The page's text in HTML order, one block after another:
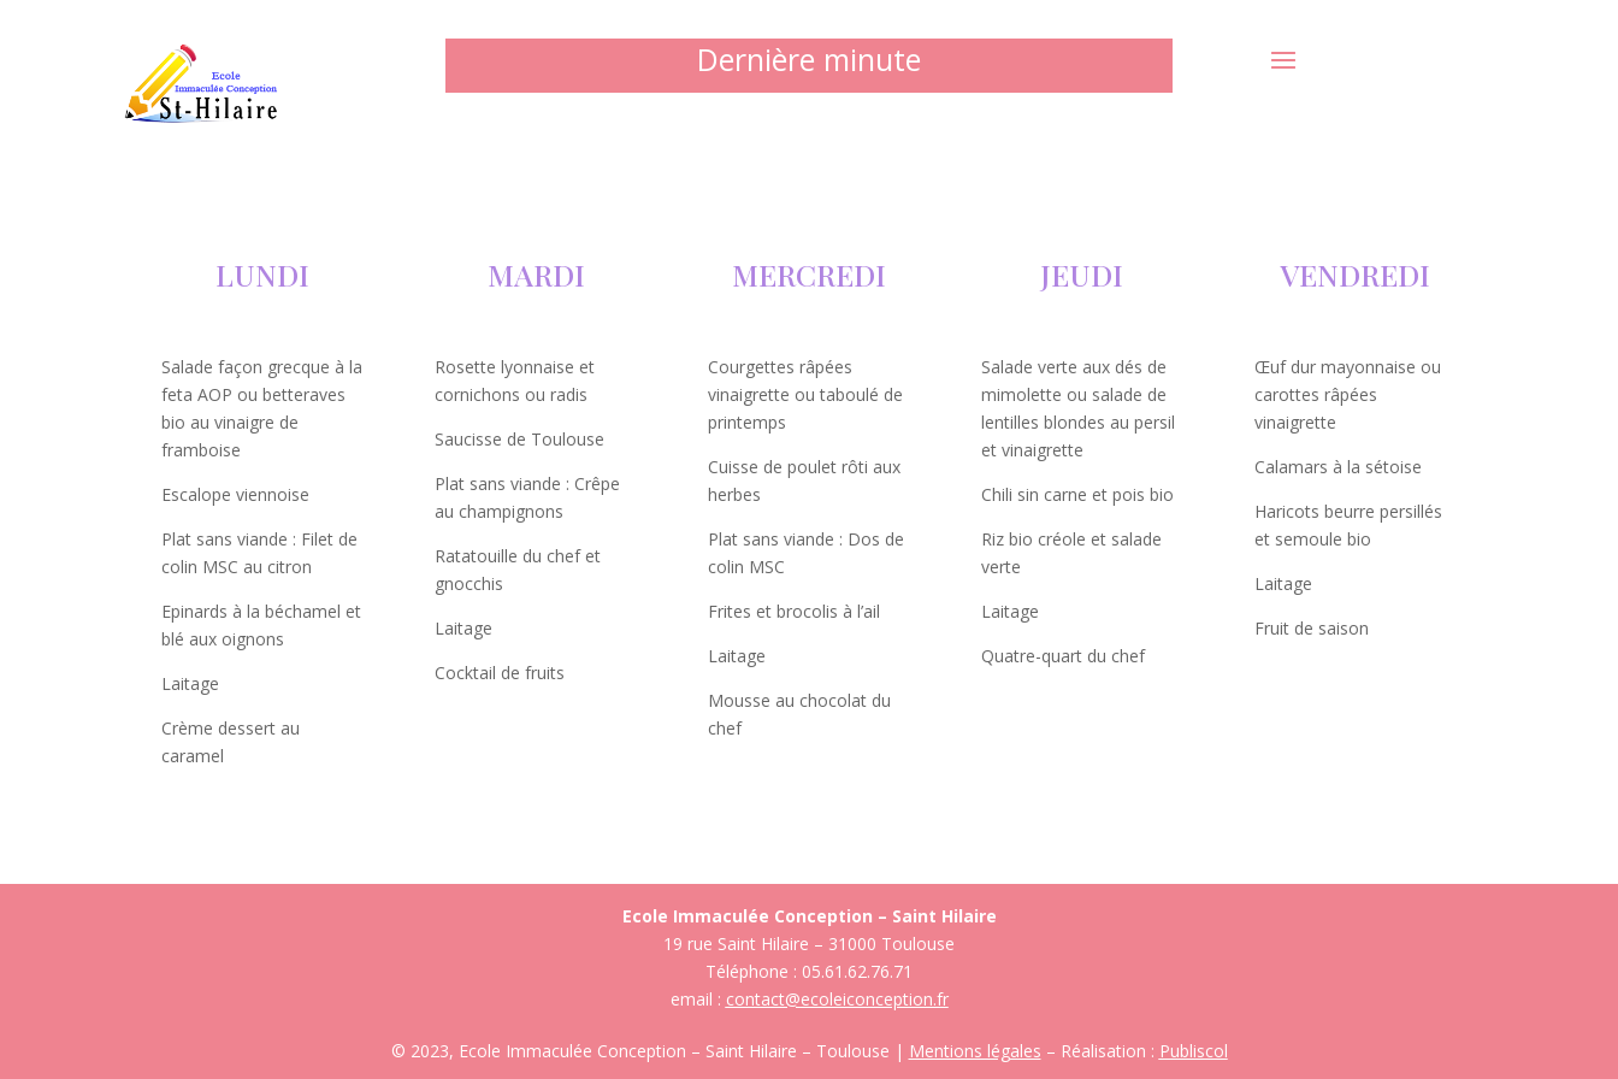
Dernière minute
LUNDI
Salade façon grecque à la
feta AOP ou betteraves
bio au vinaigre de
framboise
Escalope viennoise
Plat sans viande : Filet de
colin MSC au citron
Epinards à la béchamel et
blé aux oignons
Laitage
Crème dessert au
caramel
MARDI
Rosette lyonnaise et
cornichons ou radis
Saucisse de Toulouse
Plat sans viande : Crêpe
au champignons
Ratatouille du chef et
gnocchis
Laitage
Cocktail de fruits
MERCREDI
Courgettes râpées
vinaigrette ou taboulé de
printemps
Cuisse de poulet rôti aux
herbes
Plat sans viande : Dos de
colin MSC
Frites et brocolis à l’ail
Laitage
Mousse au chocolat du
chef
JEUDI
Salade verte aux dés de
mimolette ou salade de
lentilles blondes au persil
et vinaigrette
Chili sin carne et pois bio
Riz bio créole et salade
verte
Laitage
Quatre-quart du chef
VENDREDI
Œuf dur mayonnaise ou
carottes râpées
vinaigrette
Calamars à la sétoise
Haricots beurre persillés
et semoule bio
Laitage
Fruit de saison
Ecole Immaculée Conception – Saint Hilaire
19 rue Saint Hilaire – 31000 Toulouse
Téléphone : 05.61.62.76.71
email : contact@ecoleiconception.fr
© 2023, Ecole Immaculée Conception – Saint Hilaire – Toulouse | Mentions légales – Réalisation : Publiscol